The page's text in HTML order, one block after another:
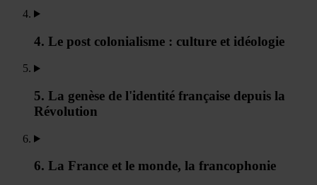
4. Le post colonialisme : culture et idéologie
5. La genèse de l'identité française depuis la
Révolution
6. La France et le monde, la francophonie